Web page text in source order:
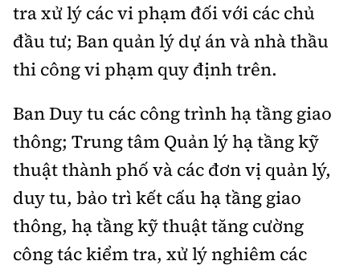
tra xử lý các vi phạm đối với các chủ
đầu tư; Ban quản lý dự án và nhà thầu
thi công vi phạm quy định trên.
Ban Duy tu các công trình hạ tầng giao
thông; Trung tâm Quản lý hạ tầng kỹ
thuật thành phố và các đơn vị quản lý,
duy tu, bảo trì kết cấu hạ tầng giao
thông, hạ tầng kỹ thuật tăng cường
công tác kiểm tra, xử lý nghiêm các